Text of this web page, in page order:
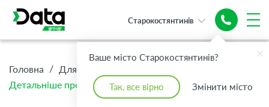
Ваше місто Старокостянтинів?
Так, все вірно Змінити місто
Старокостянтинів
Головна / Для Дому
Детальніше про тариф Оптимум + Інтернет 100 Мбіт/с